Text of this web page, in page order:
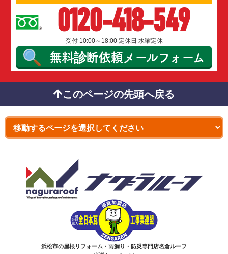
0120-418-549
受付 10:00～18:00 定休日 水曜定休
無料診断依頼メールフォーム
このページの先頭へ戻る
浜松市の屋根リフォーム・雨漏り・防災専門店名倉ルーフ